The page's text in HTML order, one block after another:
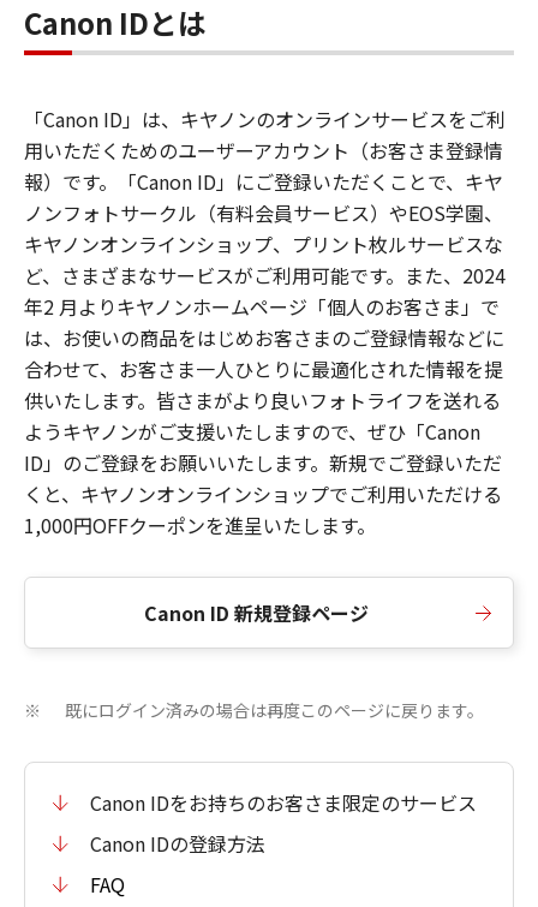
Canon IDとは
「Canon ID」は、キヤノンのオンラインサービスをご利
用いただくためのユーザーアカウント（お客さま登録情
報）です。「Canon ID」にご登録いただくことで、キヤ
ノンフォトサークル（有料会員サービス）やEOS学園、
キヤノンオンラインショップ、プリント枚ルサービスな
ど、さまざまなサービスがご利用可能です。また、2024
年2 月よりキヤノンホームページ「個人のお客さま」で
は、お使いの商品をはじめお客さまのご登録情報などに
合わせて、お客さま一人ひとりに最適化された情報を提
供いたします。皆さまがより良いフォトライフを送れる
ようキヤノンがご支援いたしますので、ぜひ「Canon
ID」のご登録をお願いいたします。新規でご登録いただ
くと、キヤノンオンラインショップでご利用いただける
1,000円OFFクーポンを進呈いたします。
Canon ID 新規登録ページ
※ 既にログイン済みの場合は再度このページに戻ります。
Canon IDをお持ちのお客さま限定のサービス
Canon IDの登録方法
FAQ